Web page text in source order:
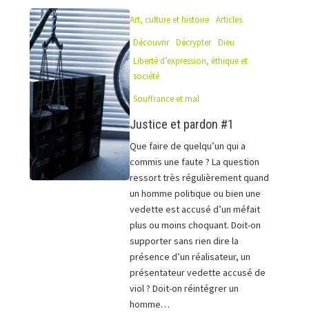
Art, culture et histoire Articles
Découvrir Décrypter Dieu
Liberté d’expression, éthique et
société
Souffrance et mal
Justice et pardon #1
Que faire de quelqu’un qui a
commis une faute ? La question
ressort très régulièrement quand
un homme politique ou bien une
vedette est accusé d’un méfait
plus ou moins choquant. Doit-on
supporter sans rien dire la
présence d’un réalisateur, un
présentateur vedette accusé de
viol ? Doit-on réintégrer un
homme…